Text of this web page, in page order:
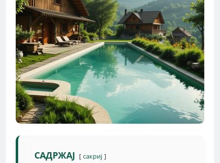
САДРЖАЈ сакриј